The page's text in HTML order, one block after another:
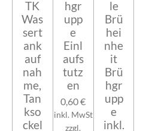
TK
Was
sert
ank
auf
nah
me,
Tan
kso
ckel
hgr
upp
e
Einl
aufs
tutz
en
0,60 €
inkl. MwSt
zzgl.
le
Brü
hei
nhe
it
Brü
hgr
upp
e
inkl.